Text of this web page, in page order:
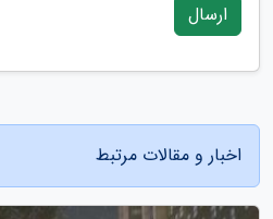
ارسال
اخبار و مقالات مرتبط